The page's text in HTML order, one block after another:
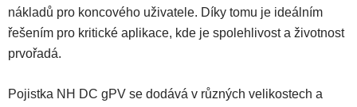
nákladů pro koncového uživatele. Díky tomu je ideálním
řešením pro kritické aplikace, kde je spolehlivost a životnost
prvořadá.
Pojistka NH DC gPV se dodává v různých velikostech a